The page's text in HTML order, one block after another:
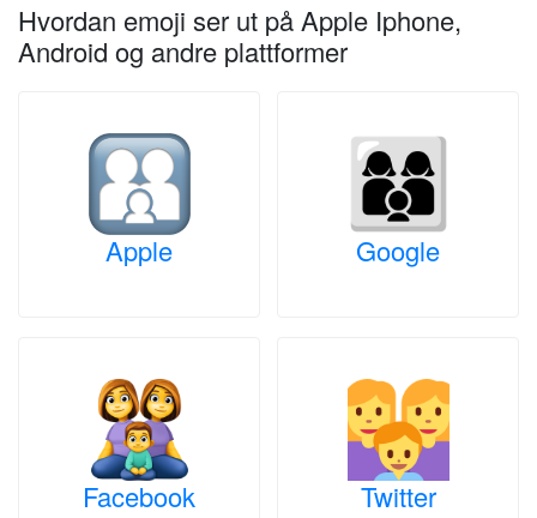
Hvordan emoji ser ut på Apple Iphone,
Android og andre plattformer
Apple Google
Facebook Twitter